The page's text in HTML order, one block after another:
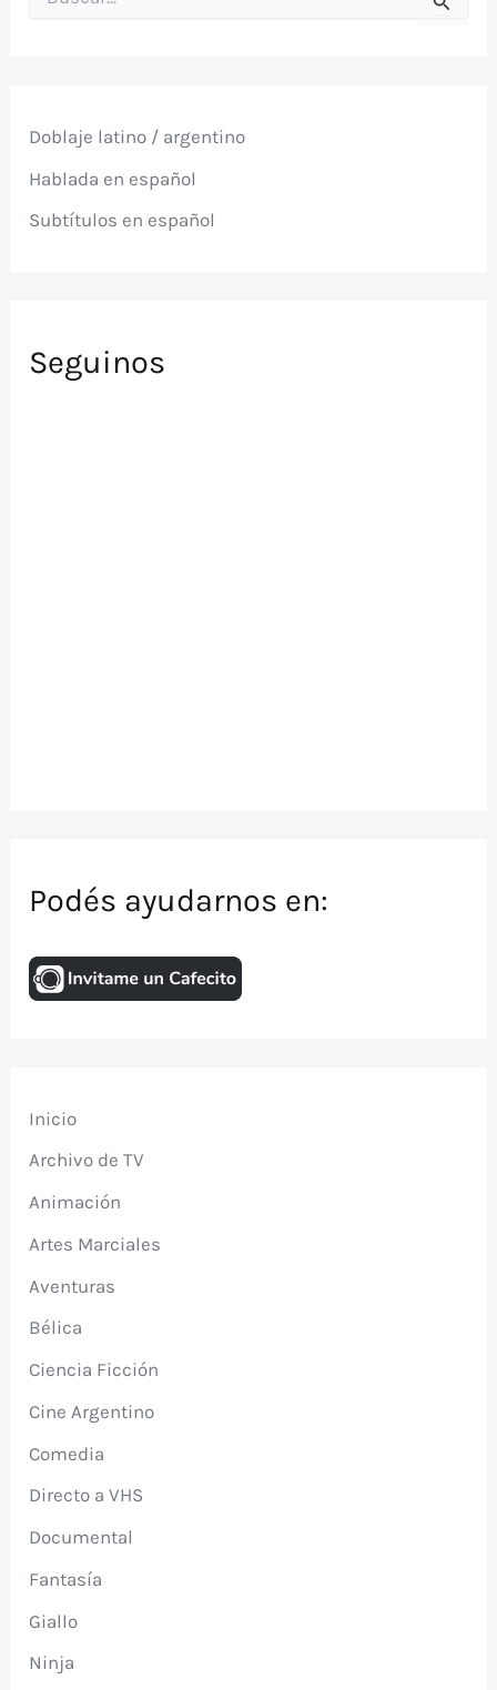
o
:
Doblaje latino / argentino
Hablada en español
Subtítulos en español
Seguinos
Podés ayudarnos en:
Inicio
Archivo de TV
Animación
Artes Marciales
Aventuras
Bélica
Ciencia Ficción
Cine Argentino
Comedia
Directo a VHS
Documental
Fantasía
Giallo
Ninja